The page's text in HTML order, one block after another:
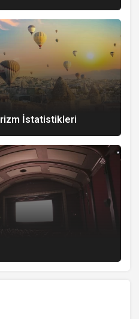
İstatistikleri